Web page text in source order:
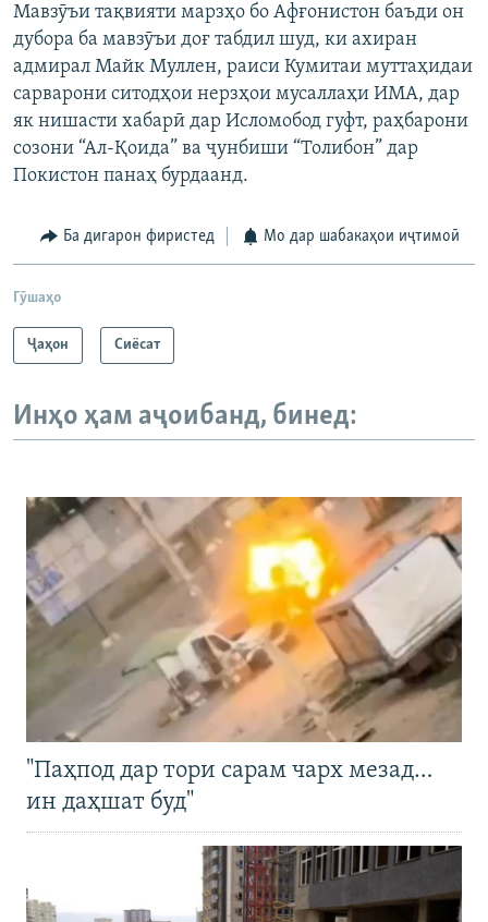
Мавзӯъи тақвияти марзҳо бо Афғонистон баъди он
дубора ба мавзӯъи доғ табдил шуд, ки ахиран
адмирал Майк Муллен, раиси Кумитаи муттаҳидаи
сарварони ситодҳои нерзҳои мусаллаҳи ИМА, дар
як нишасти хабарӣ дар Исломобод гуфт, раҳбарони
созони “Ал-Қоида” ва ҷунбиши “Толибон” дар
Покистон панаҳ бурдаанд.
Ба дигарон фиристед Мо дар шабакаҳои иҷтимоӣ
Гӯшаҳо
Ҷаҳон Сиёсат
Инҳо ҳам аҷоибанд, бинед:
"Паҳпод дар тори сарам чарх мезад…
ин даҳшат буд"